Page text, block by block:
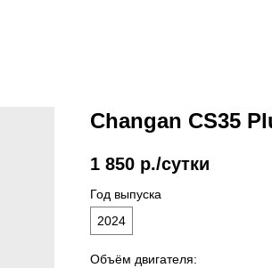
Changan CS35
1 850 р./сутки
Год выпуска
2024
Объём двигателя: